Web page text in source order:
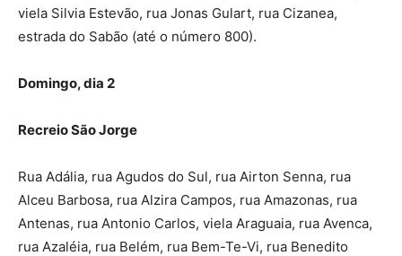
viela Silvia Estevão, rua Jonas Gulart, rua Cizanea,
estrada do Sabão (até o número 800).
Domingo, dia 2
Recreio São Jorge
Rua Adália, rua Agudos do Sul, rua Airton Senna, rua
Alceu Barbosa, rua Alzira Campos, rua Amazonas, rua
Antenas, rua Antonio Carlos, viela Araguaia, rua Avenca,
rua Azaléia, rua Belém, rua Bem-Te-Vi, rua Benedito